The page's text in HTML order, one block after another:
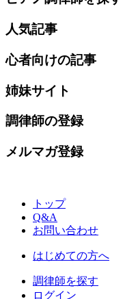
人気記事
心者向けの記事
姉妹サイト
調律師の登録
メルマガ登録
トップ
Q&A
お問い合わせ
はじめての方へ
調律師を探す
ログイン